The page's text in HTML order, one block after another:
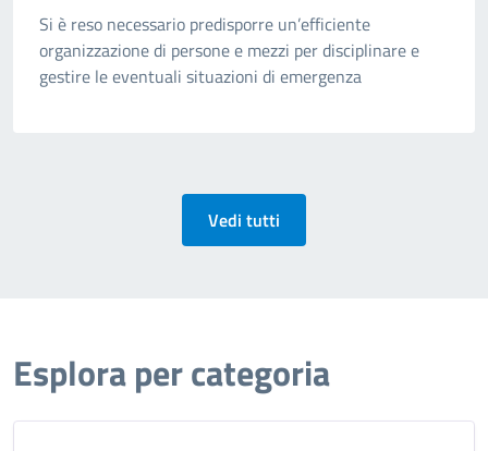
Si è reso necessario predisporre un’efficiente
organizzazione di persone e mezzi per disciplinare e
gestire le eventuali situazioni di emergenza
Vedi tutti
Esplora per categoria